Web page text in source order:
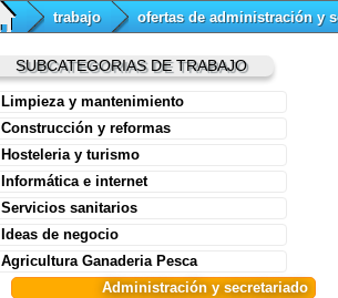
trabajo ofertas de administración y
SUBCATEGORIAS DE TRABAJO
Limpieza y mantenimiento
Construcción y reformas
Hosteleria y turismo
Informática e internet
Servicios sanitarios
Ideas de negocio
Agricultura Ganaderia Pesca
Administración y secretariado